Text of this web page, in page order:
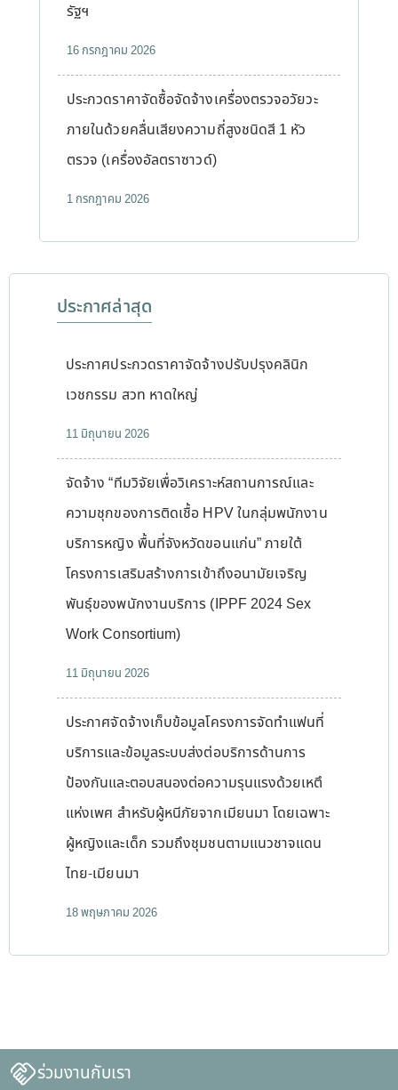
รัฐฯ
16 กรกฎาคม 2026
ประกวดราคาจัดซื้อจัดจ้างเครื่องตรวจอวัยวะ
ภายในด้วยคลื่นเสียงความถี่สูงชนิดสี 1 หัว
ตรวจ (เครื่องอัลตราซาวด์)
1 กรกฎาคม 2026
ประกาศล่าสุด
ประกาศประกวดราคาจัดจ้างปรับปรุงคลินิก
เวชกรรม สวท หาดใหญ่
11 มิถุนายน 2026
จัดจ้าง “ทีมวิจัยเพื่อวิเคราะห์สถานการณ์และ
ความชุกของการติดเชื้อ HPV ในกลุ่มพนักงาน
บริการหญิง พื้นที่จังหวัดขอนแก่น” ภายใต้
โครงการเสริมสร้างการเข้าถึงอนามัยเจริญ
พันธุ์ของพนักงานบริการ (IPPF 2024 Sex
Work Consortium)
11 มิถุนายน 2026
ประกาศจัดจ้างเก็บข้อมูลโครงการจัดทำแฟนที่
บริการและข้อมูลระบบส่งต่อบริการด้านการ
ป้องกันและตอบสนองต่อความรุนแรงด้วยเหตึ
แห่งเพศ สำหรับผู้หนีภัยจากเมียนมา โดยเฉพาะ
ผู้หญิงและเด็ก รวมถึงชุมชนตามแนวชาจแดน
ไทย-เมียนมา
18 พฤษภาคม 2026
ร่วมงานกับเรา